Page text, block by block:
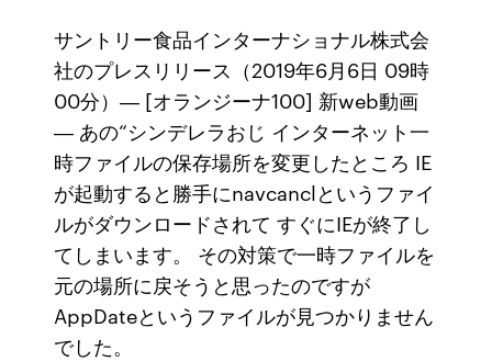
サントリー食品インターナショナル株式会
社のプレスリリース（2019年6月6日 09時
00分）― [オランジーナ100] 新web動画
― あの“シンデレラおじ インターネット一
時ファイルの保存場所を変更したところ IE
が起動すると勝手にnavcanclというファイ
ルがダウンロードされて すぐにIEが終了し
てしまいます。 その対策で一時ファイルを
元の場所に戻そうと思ったのですが
AppDateというファイルが見つかりません
でした。